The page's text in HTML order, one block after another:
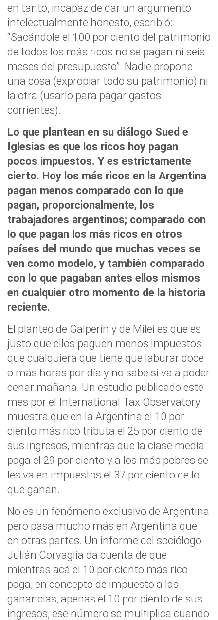
en tanto, incapaz de dar un argumento
intelectualmente honesto, escribió:
“Sacándole el 100 por ciento del patrimonio
de todos los más ricos no se pagan ni seis
meses del presupuesto”. Nadie propone
una cosa (expropiar todo su patrimonio) ni
la otra (usarlo para pagar gastos
corrientes).
Lo que plantean en su diálogo Sued e
Iglesias es que los ricos hoy pagan
pocos impuestos. Y es estrictamente
cierto. Hoy los más ricos en la Argentina
pagan menos comparado con lo que
pagan, proporcionalmente, los
trabajadores argentinos; comparado con
lo que pagan los más ricos en otros
países del mundo que muchas veces se
ven como modelo, y también comparado
con lo que pagaban antes ellos mismos
en cualquier otro momento de la historia
reciente.
El planteo de Galperín y de Milei es que es
justo que ellos paguen menos impuestos
que cualquiera que tiene que laburar doce
o más horas por día y no sabe si va a poder
cenar mañana. Un estudio publicado este
mes por el International Tax Observatory
muestra que en la Argentina el 10 por
ciento más rico tributa el 25 por ciento de
sus ingresos, mientras que la clase media
paga el 29 por ciento y a los más pobres se
les va en impuestos el 37 por ciento de lo
que ganan.
No es un fenómeno exclusivo de Argentina
pero pasa mucho más en Argentina que
en otras partes. Un informe del sociólogo
Julián Corvaglia da cuenta de que
mientras acá el 10 por ciento más rico
paga, en concepto de impuesto a las
ganancias, apenas el 10 por ciento de sus
ingresos, ese número se multiplica cuando